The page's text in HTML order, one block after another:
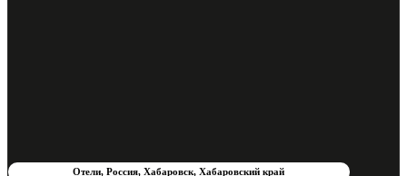
Отели,Россия,Хабаровск,Хабаровский край